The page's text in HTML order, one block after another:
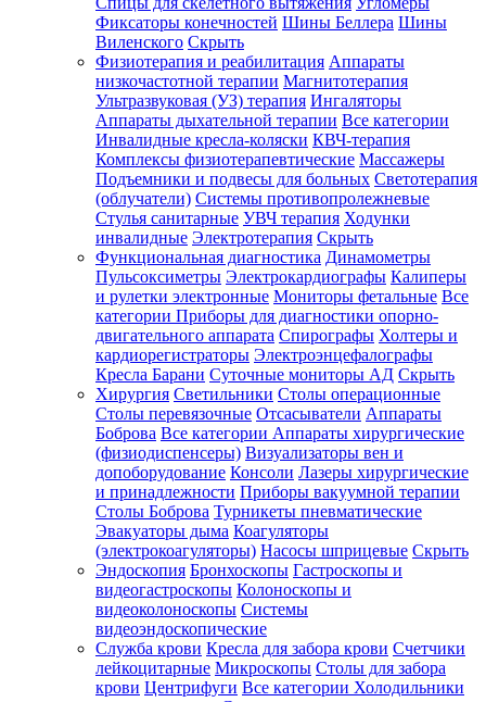
Фиксаторы конечностей Шины Беллера Шины
Виленского Скрыть
Физиотерапия и реабилитация Аппараты
низкочастотной терапии Магнитотерапия
Ультразвуковая (УЗ) терапия Ингаляторы
Аппараты дыхательной терапии Все категории
Инвалидные кресла-коляски КВЧ-терапия
Комплексы физиотерапевтические Массажеры
Подъемники и подвесы для больных Светотерапия
(облучатели) Системы противопролежневые
Стулья санитарные УВЧ терапия Ходунки
инвалидные Электротерапия Скрыть
Функциональная диагностика Динамометры
Пульсоксиметры Электрокардиографы Калиперы
и рулетки электронные Мониторы фетальные Все
категории Приборы для диагностики опорно-
двигательного аппарата Спирографы Холтеры и
кардиорегистраторы Электроэнцефалографы
Кресла Барани Суточные мониторы АД Скрыть
Хирургия Светильники Столы операционные
Столы перевязочные Отсасыватели Аппараты
Боброва Все категории Аппараты хирургические
(физиодиспенсеры) Визуализаторы вен и
допоборудование Консоли Лазеры хирургические
и принадлежности Приборы вакуумной терапии
Столы Боброва Турникеты пневматические
Эвакуаторы дыма Коагуляторы
(электрокоагуляторы) Насосы шприцевые Скрыть
Эндоскопия Бронхоскопы Гастроскопы и
видеогастроскопы Колоноскопы и
видеоколоноскопы Системы
видеоэндоскопические
Служба крови Кресла для забора крови Счетчики
лейкоцитарные Микроскопы Столы для забора
крови Центрифуги Все категории Холодильники